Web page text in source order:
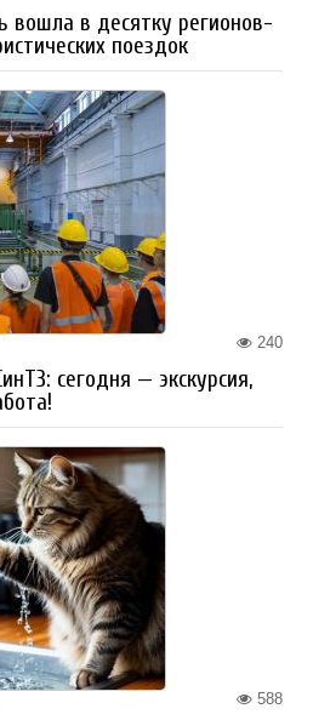
вошла в десятку регионов-
поездок
240
сегодня — экскурсия,
588